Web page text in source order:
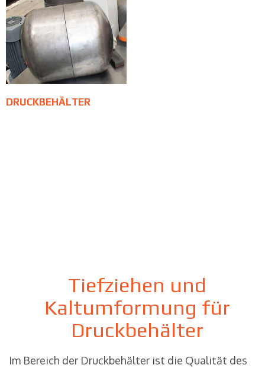
DRUCKBEHÄLTER
Tiefziehen und
Kaltumformung für
Druckbehälter
Im Bereich der Druckbehälter ist die Qualität des